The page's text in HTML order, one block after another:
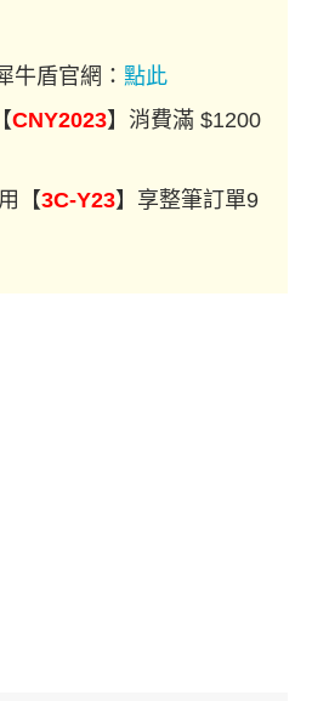
牛盾官網： 點此
CNY2023】消費滿 $1200
【3C-Y23】享整筆訂單9